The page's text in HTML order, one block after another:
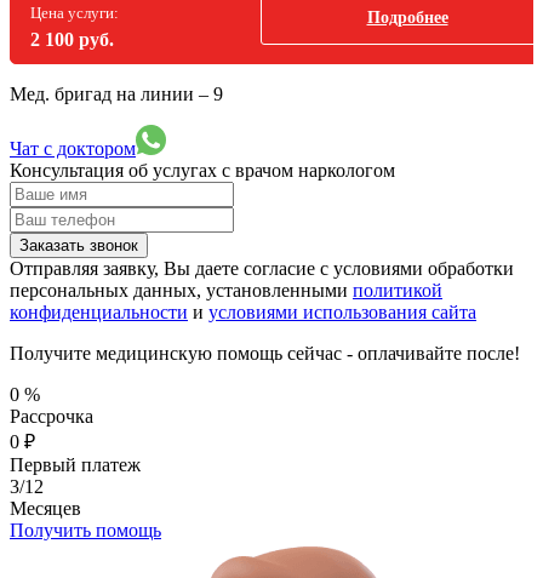
Цена услуги:
2 100 руб.
Подробнее
Мед. бригад на линии – 9
Чат с доктором
Консультация об услугах с врачом наркологом
Заказать звонок
Отправляя заявку, Вы даете согласие с условиями обработки
персональных данных, установленными политикой
конфиденциальности и условиями использования сайта
Получите медицинскую помощь сейчас - оплачивайте после!
0 %
Рассрочка
0 ₽
Первый платеж
3/12
Месяцев
Получить помощь